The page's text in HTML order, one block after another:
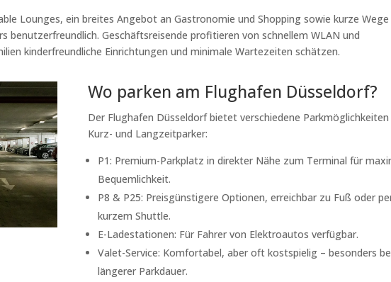
Lounges, ein breites Angebot an Gastronomie und Shopping sowie kurze Wege
benutzerfreundlich. Geschäftsreisende profitieren von schnellem WLAN und
kinderfreundliche Einrichtungen und minimale Wartezeiten schätzen.
Wo parken am Flughafen Düsseldorf?
Der Flughafen Düsseldorf bietet verschiedene
Kurz- und Langzeitparker:
P1: Premium-Parkplatz in direkter Nähe zum Terminal für
Bequemlichkeit.
P8 & P25: Preisgünstigere Optionen, erreichbar zu Fuß oder
kurzem Shuttle.
E-Ladestationen: Für Fahrer von Elektroautos verfügbar.
Valet-Service: Komfortabel, aber oft kostspielig – besonders
längerer Parkdauer.